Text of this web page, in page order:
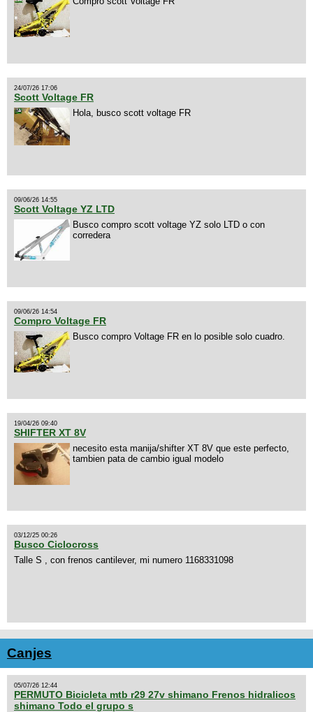
24/07/26 17:06
Scott Voltage FR
Hola, busco scott voltage FR
09/06/26 14:55
Scott Voltage YZ LTD
Busco compro scott voltage YZ solo LTD o con
corredera
09/06/26 14:54
Compro Voltage FR
Busco compro Voltage FR en lo posible solo cuadro.
19/04/26 09:40
SHIFTER XT 8V
necesito esta manija/shifter XT 8V que este perfecto,
tambien pata de cambio igual modelo
03/12/25 00:26
Busco Ciclocross
Talle S , con frenos cantilever, mi numero 1168331098
Canjes
05/07/26 12:44
PERMUTO Bicicleta mtb r29 27v shimano Frenos hidralicos
shimano Todo el grupo s